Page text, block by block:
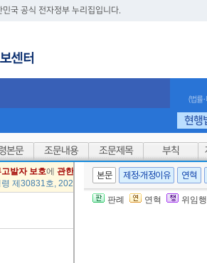
민국 공식 전자정부 누리집입니다.
(법률
현행
본문 조문내용 조문제목 부칙
고발자 보호에 관한
제30831호, 2020. 7. 14., 제정]
본문 제정·개정이유 연혁
판례 연혁 위임